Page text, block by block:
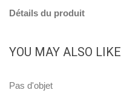
Détails du produit
YOU MAY ALSO LIKE
Pas d'objet